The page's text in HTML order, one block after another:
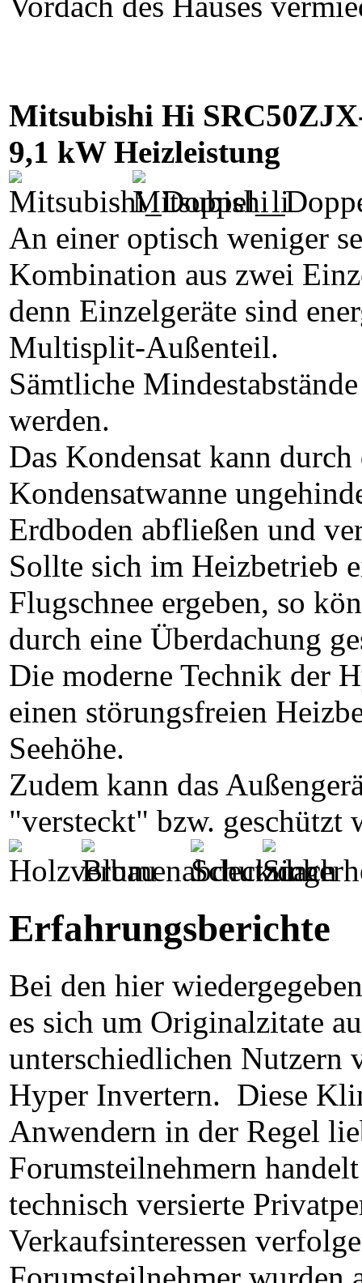
Mitsubishi Hi
9,1 kW Heizleistung
An einer optisch weniger
Kombination aus zwei
denn Einzelgeräte sind
Multisplit-Außenteil.
Sämtliche
werden.
Das Kondensat kann
Kondensatwanne
Erdboden abfließen und
Sollte sich im Heizbetrieb
Flugschnee ergeben, so
durch eine Überdachung
Die moderne Technik der
einen störungsfreien
Seehöhe.
Zudem kann das
"versteckt" bzw. geschützt
Erfahrungsberichte
Bei den hier
es sich um Originalzitate
unterschiedlichen Nutzern
Hyper Invertern. Diese
Anwendern in der Regel
Forumsteilnehmern
technisch versierte
Verkaufsinteressen